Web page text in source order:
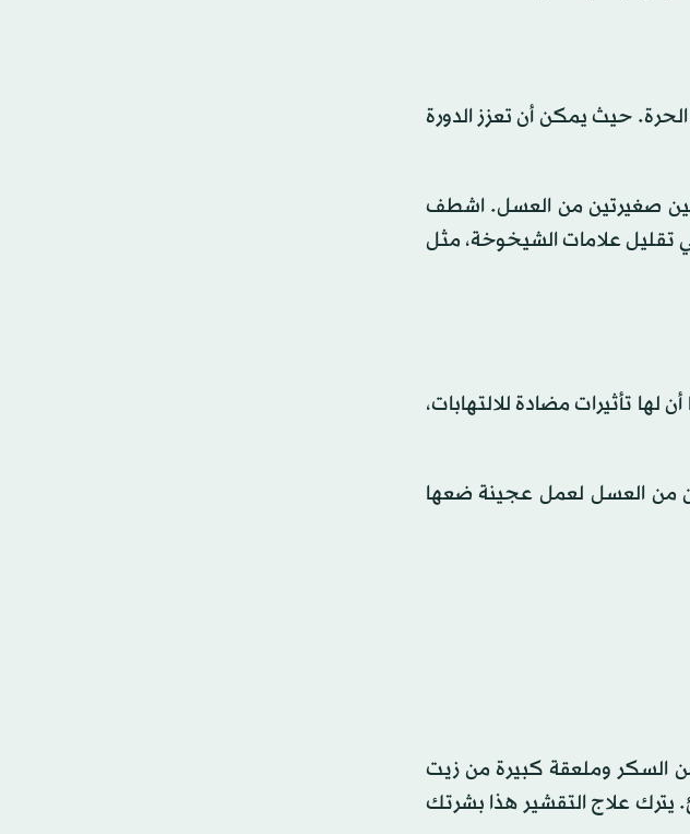
حيث يمكن أن تعزز الدورة
صغيرتين من العسل. اشطف
أن يساعد هذا القناع في تقليل علامات الشيخوخة، مثل
تأثيرات مضادة للالتهابات،
من العسل لعمل عجينة ضعها
السكر وملعقة كبيرة من زيت
يترك علاج التقشير هذا بشرتك